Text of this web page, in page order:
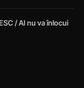
/ AI nu va înlocui